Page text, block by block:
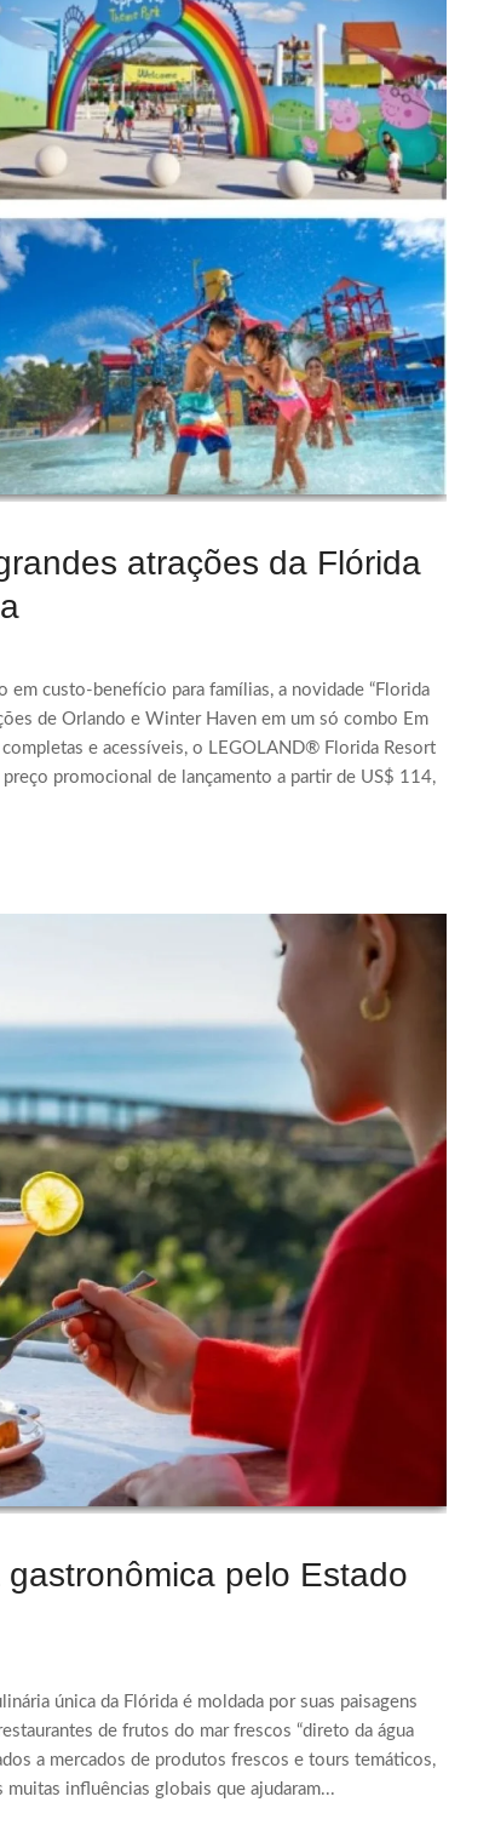
atrações da Flórida
custo-benefício para famílias, a novidade “Florida
de Orlando e Winter Haven em um só combo Em
e acessíveis, o LEGOLAND® Florida Resort
promocional de lançamento a partir de US$ 114,
pelo Estado
única da Flórida é moldada por suas paisagens
de frutos do mar frescos “direto da água
a mercados de produtos frescos e tours temáticos,
influências globais que ajudaram...